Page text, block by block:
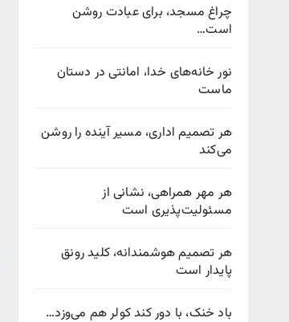
چراغ مسجد، برای عبادت روشن
است…
نور خانه‌های خدا، امانتی در دستان
ماست
هر تصمیم اداری، مسیر آینده را روشن
می‌کند
هر مهر همراهی، نشانی از
مسئولیت‌پذیری است
هر تصمیم هوشمندانه، کلید رونق
پایدار است
باد خنک، با دور کند کولر هم می‌وزد…